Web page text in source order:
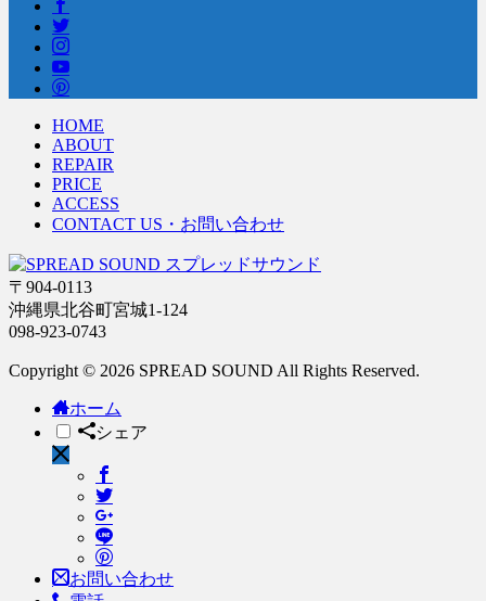
HOME
ABOUT
REPAIR
PRICE
ACCESS
CONTACT US・お問い合わせ
〒904-0113
沖縄県北谷町宮城1-124
098-923-0743
Copyright © 2026 SPREAD SOUND All Rights Reserved.
ホーム
シェア
お問い合わせ